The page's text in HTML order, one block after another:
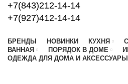
+7(843)212-14-14
+7(927)412-14-14
БРЕНДЫ НОВИНКИ КУХНЯ
ВАННАЯ
ПОРЯДОК В ДОМЕ
ОДЕЖДА ДЛЯ ДОМА И АКСЕССУАРЫ